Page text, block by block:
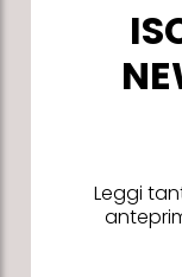
Leggi